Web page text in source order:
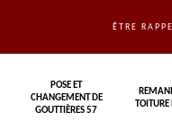
ÊTRE
POSE ET
CHANGEMENT DE
GOUTTIÈRES 57
TOITURE